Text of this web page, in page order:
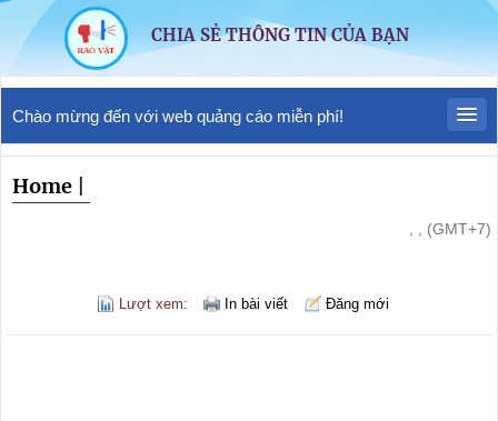
CHIA SẺ THÔNG TIN CỦA BẠN
Chào mừng đến với web quảng cáo miễn phí!
Home
, , (GMT+7)
Lượt xem: In bài viết Đăng mới